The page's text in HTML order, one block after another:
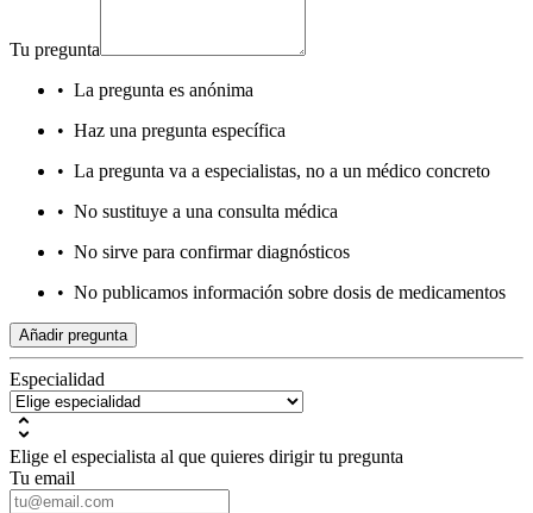
Tu pregunta
• La pregunta es anónima
• Haz una pregunta específica
• La pregunta va a especialistas, no a un médico concreto
• No sustituye a una consulta médica
• No sirve para confirmar diagnósticos
• No publicamos información sobre dosis de medicamentos
Añadir pregunta
Especialidad
Elige el especialista al que quieres dirigir tu pregunta
Tu email